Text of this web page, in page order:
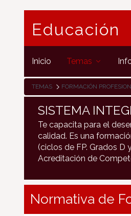
Educación
Inicio Temas
TEMAS FORMACIÓN
SISTEMA
Te capacita para el
calidad. Es una
(ciclos de FP. Grados D
Acreditación de
Normativa de